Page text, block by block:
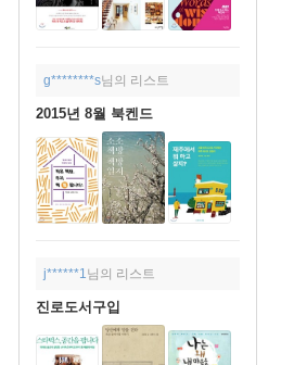
g********s님의 리스트
2015년 8월 북켄드
j******1님의 리스트
진로도서구입